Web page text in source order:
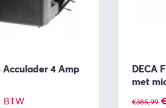
Acculader 4 Amp
BTW
DECA
met
€385,99 €